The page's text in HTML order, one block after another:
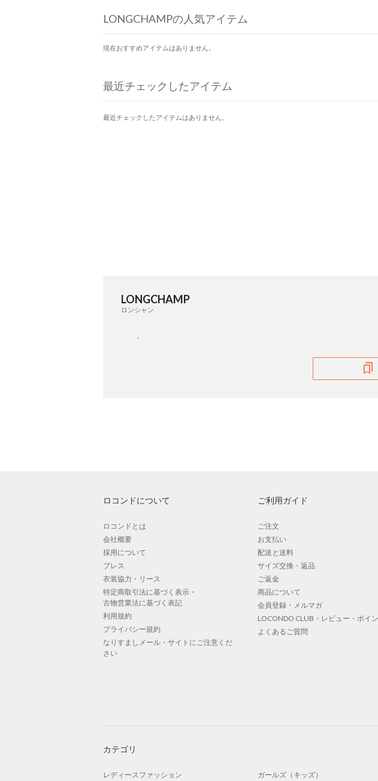
LONGCHAMPの人気アイテム
現在おすすめアイテムはありません。
最近チェックしたアイテム
最近チェックしたアイテムはありません。
LONGCHAMP
ロンシャン
ロコンドについて
ロコンドとは
会社概要
採用について
プレス
衣装協力・リース
特定商取引法に基づく表示・
古物営業法に基づく表記
利用規約
プライバシー規約
なりすましメール・サイトにご注意くだ
さい
ご利用ガイド
ご注文
お支払い
配送と送料
サイズ交換・返品
ご返金
商品について
会員登録・メルマガ
LOCONDO CLUB・レビュー・ポイ
よくあるご質問
カテゴリ
レディースファッション ガールズ（キッズ）